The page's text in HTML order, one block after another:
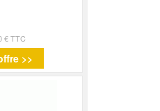
€ TTC
>>